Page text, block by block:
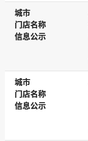
城市
城市
门店名称
门店名称
信息公示
信息公示
城市
城市
门店名称
门店名称
信息公示
信息公示